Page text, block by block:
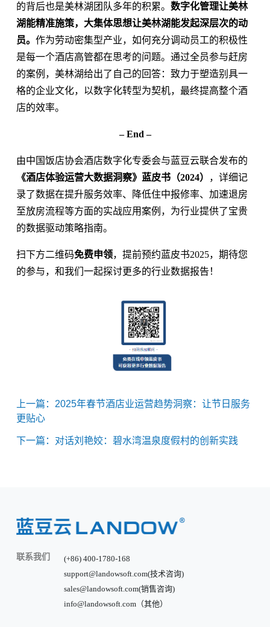
的背后也是美林湖团队多年的积累。 数字化管理让美林
湖能精准施策，大集体思想让美林湖能发起深层次的动
员。 作为劳动密集型产业，如何充分调动员工的积极性
是每一个酒店高管都在思考的问题。通过全员参与赶房
的案例，美林湖给出了自己的回答：致力于塑造别具一
格的企业文化，以数字化转型为契机，最终提高整个酒
店的效率。
– End –
由中国饭店协会酒店数字化专委会与蓝豆云联合发布的
《酒店体验运营大数据洞察》蓝皮书（2024）
，详细记
录了数据在提升服务效率、降低住中报修率、加速退房
至放房流程等方面的实战应用案例，为行业提供了宝贵
的数据驱动策略指南。
扫下方二维码免费申领，提前预约蓝皮书2025，期待您
的参与，和我们一起探讨更多的行业数据报告！
上一篇：2025年春节酒店业运营趋势洞察：让节日服务
更贴心
下一篇：对话刘艳姣：碧水湾温泉度假村的创新实践
联系我们
(+86) 400-1780-168
support@landowsoft.com(技术咨询)
sales@landowsoft.com(销售咨询)
info@landowsoft.com（其他）